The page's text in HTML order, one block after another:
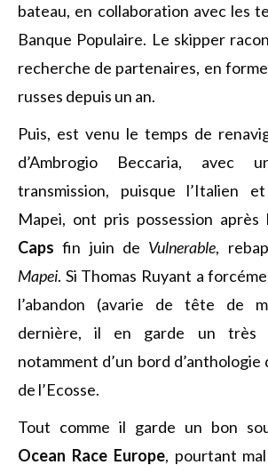
bateau, en collaboration avec les
Banque Populaire. Le skipper
recherche de partenaires, en
russes depuis un an.
Puis, est venu le temps de
d’Ambrogio Beccaria, avec
transmission, puisque l’Italien
Mapei, ont pris possession après
Caps fin juin de Vulnerable,
Mapei. Si Thomas Ruyant a
l’abandon (avarie de tête de
dernière, il en garde un très
notamment d’un bord
de l’Ecosse.
Tout comme il garde un bon
Ocean Race Europe, pourtant